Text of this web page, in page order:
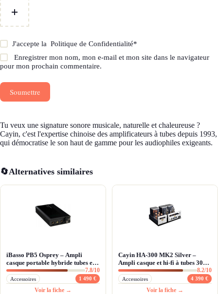
J'accepte laPolitique de Confidentialité*
Enregistrer mon nom, mon e-mail et mon site dans le navigateur
pour mon prochain commentaire.
Soumettre
Tu veux une signature sonore musicale, naturelle et chaleureuse ?
Cayin, c'est l'expertise chinoise des amplificateurs à tubes depuis 1993,
qui démocratise le son haut de gamme pour les audiophiles exigeants.
🔄Alternatives similaires
iBasso PB5 Osprey – Ampli
casque portable hybride tubes et
puissance symétrique
7.8/10
Accessoires 1 490 €
Voir la fiche →
Cayin HA-300 MK2 Silver –
Ampli casque et hi-fi à tubes 300B
haute puissance
8.2/10
Accessoires 4 390 €
Voir la fiche →